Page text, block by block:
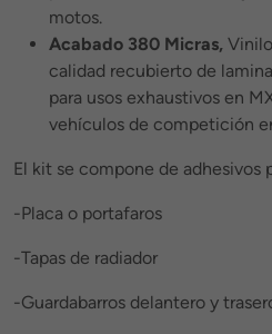
motos.
Acabado 380 Micras,
calidad recubierto de
para usos exhaustivos en
vehículos de competición
El kit se compone de adhesivos
-Placa o portafaros
-Tapas de radiador
-Guardabarros delantero y